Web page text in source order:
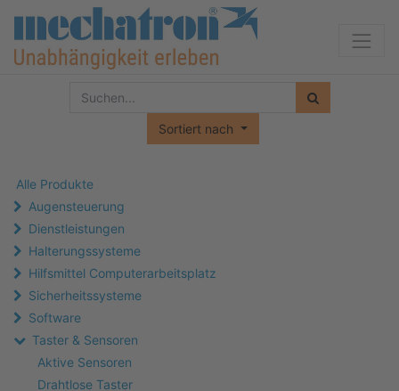
Sortiert nach
Alle Produkte
Augensteuerung
Dienstleistungen
Halterungssysteme
Hilfsmittel Computerarbeitsplatz
Sicherheitssysteme
Software
Taster & Sensoren
Aktive Sensoren
Drahtlose Taster